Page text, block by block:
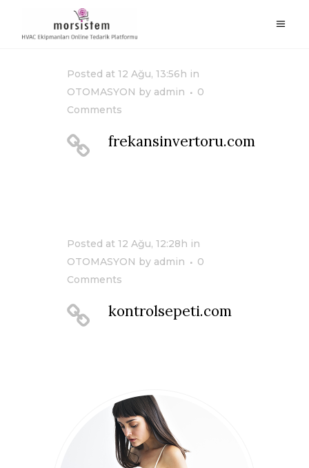
Posted at 12 Ağu, 13:56h in
OTOMASYON by admin
0
Comments
frekansinvertoru.com
Posted at 12 Ağu, 12:28h in
OTOMASYON by admin
0
Comments
kontrolsepeti.com